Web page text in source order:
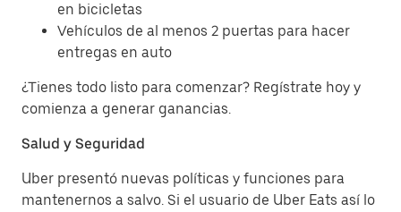
en bicicletas
Vehículos de al menos 2 puertas para hacer
entregas en auto
¿Tienes todo listo para comenzar? Regístrate hoy y
comienza a generar ganancias.
Salud y Seguridad
Uber presentó nuevas políticas y funciones para
mantenernos a salvo. Si el usuario de Uber Eats así lo